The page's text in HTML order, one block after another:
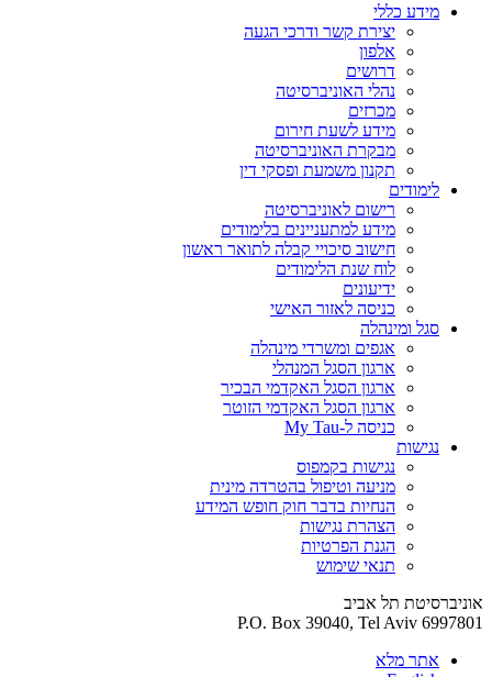
מידע כללי
יצירת קשר ודרכי הגעה
אלפון
דרושים
נהלי האוניברסיטה
מכרזים
מידע לשעת חירום
מבקרת האוניברסיטה
תקנון משמעת ופסקי דין
לימודים
רישום לאוניברסיטה
מידע למתעניינים בלימודים
חישוב סיכויי קבלה לתואר ראשון
לוח שנת הלימודים
ידיעונים
כניסה לאזור האישי
סגל ומינהלה
אגפים ומשרדי מינהלה
ארגון הסגל המנהלי
ארגון הסגל האקדמי הבכיר
ארגון הסגל האקדמי הזוטר
כניסה ל-My Tau
נגישות
נגישות בקמפוס
מניעה וטיפול בהטרדה מינית
הנחיות בדבר חוק חופש המידע
הצהרת נגישות
הגנת הפרטיות
תנאי שימוש
אוניברסיטת תל אביב
P.O. Box 39040, Tel Aviv 6997801
אתר מלא